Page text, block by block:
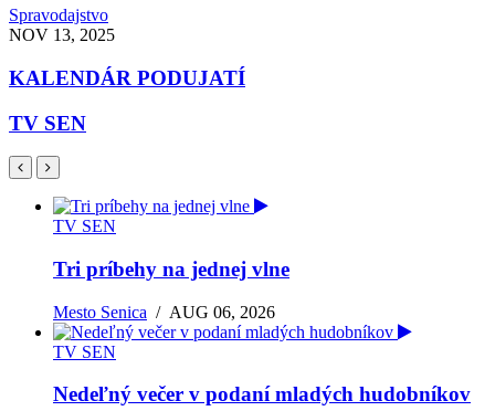
Spravodajstvo
NOV 13, 2025
KALENDÁR PODUJATÍ
TV SEN
TV SEN
Tri príbehy na jednej vlne
Mesto Senica /AUG 06, 2026
TV SEN
Nedeľný večer v podaní mladých hudobníkov